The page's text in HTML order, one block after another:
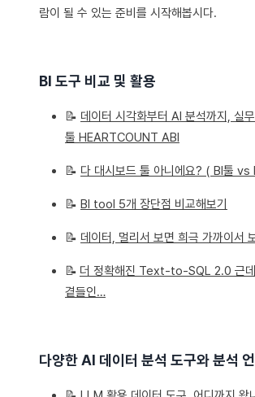
람이 될 수 있는 준비를 시작해봅시다.
BI 도구 비교 및 활용
📝 데이터 시각화부터 AI 분석까지, 실
툴 HEARTCOUNT ABI
📝 다 대시보드 툴 아니에요? ( BI툴 vs
📝 BI tool 5개 장단점 비교해보기
📝 데이터, 멀리서 보면 희극 가까이서
📝 더 정확해진 Text-to-SQL 2.0 근
곁들인…
다양한 AI 데이터 분석 도구와 분석